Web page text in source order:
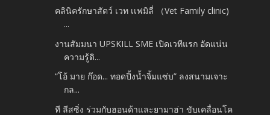
คลินิครักษาสัตว์ เวท เเฟมิลี่ （Vet Family clinic)
...
งานสัมมนา UPSKILL SME เปิดเวทีแรก อัดแน่น
ความรู้ดิ...
“โอ้ มาย ก๊อด... ทอดปิ้งน้ำจิ้มแซ่บ” ลงสนามเจาะ
กล...
ที ลีสซิ่ง ร่วมกับฮอนด้าและยามาฮ่า ขับเคลื่อนโค